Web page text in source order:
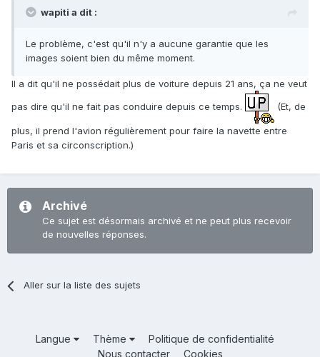
wapiti a dit :
Le problème, c'est qu'il n'y a aucune garantie que les
images soient bien du même moment.
Il a dit qu'il ne possédait plus de voiture depuis 21 ans, ça ne veut
pas dire qu'il ne fait pas conduire depuis ce temps.
(Et, de
plus, il prend l'avion régulièrement pour faire la navette entre
Paris et sa circonscription.)
Archivé
Ce sujet est désormais archivé et ne peut plus recevoir
de nouvelles réponses.
Aller sur la liste des sujets
Langue Thème
Politique de confidentialité
Nous contacter
Cookies